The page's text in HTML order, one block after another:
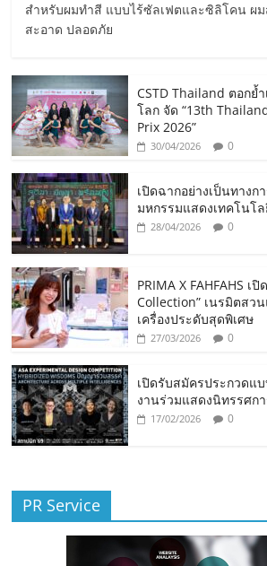
สำหรับผมทำสี แบบไร้ซัลเฟตและซิลิโคน ผม
สะอาด ปลอดภัย
CSTD Thailand ตอกย้
โลก จัด “13th
Prix 2026”
30/04/2026 0
เปิดฉากอย่างเป็นทางกา
มหกรรมแสดงเทคโนโ
28/04/2026 0
PRIMA X FAHFAHS เ
Collection” เนรมิตสว
เครื่องประดับสุดพิเศษ
27/03/2026 0
เปิดรับสมัครประกวดแ
งานร่วมแสดงนิทรรศกา
17/02/2026 0
PR Service